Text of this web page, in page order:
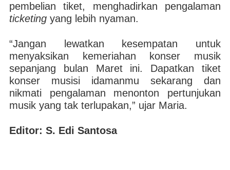
pembelian tiket, menghadirkan pengalaman
ticketingyang lebih nyaman.
“Jangan lewatkan kesempatan untuk
menyaksikan kemeriahan konser musik
sepanjang bulan Maret ini. Dapatkan tiket
konser musisi idamanmu sekarang dan
nikmati pengalaman menonton pertunjukan
musik yang tak terlupakan,” ujar Maria.
Editor: S. Edi Santosa